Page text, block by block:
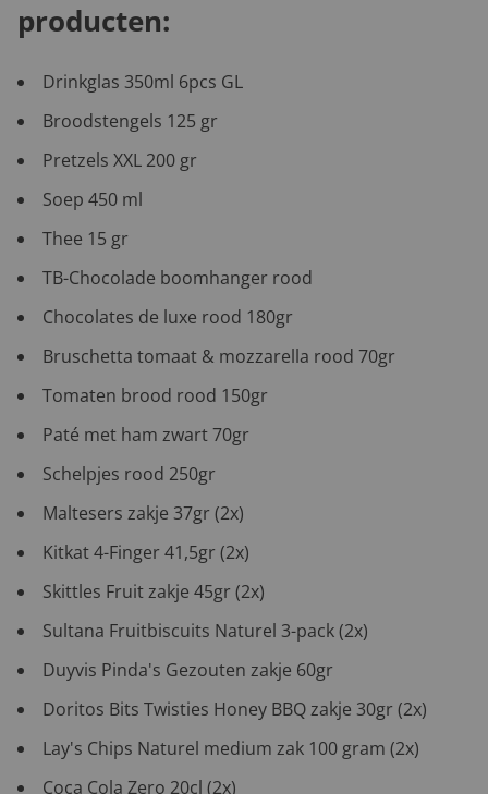
producten:
Drinkglas 350ml 6pcs GL
Broodstengels 125 gr
Pretzels XXL 200 gr
Soep 450 ml
Thee 15 gr
TB-Chocolade boomhanger rood
Chocolates de luxe rood 180gr
Bruschetta tomaat & mozzarella rood 70gr
Tomaten brood rood 150gr
Paté met ham zwart 70gr
Schelpjes rood 250gr
Maltesers zakje 37gr (2x)
Kitkat 4-Finger 41,5gr (2x)
Skittles Fruit zakje 45gr (2x)
Sultana Fruitbiscuits Naturel 3-pack (2x)
Duyvis Pinda's Gezouten zakje 60gr
Doritos Bits Twisties Honey BBQ zakje 30gr (2x)
Lay's Chips Naturel medium zak 100 gram (2x)
Coca Cola Zero 20cl (2x)